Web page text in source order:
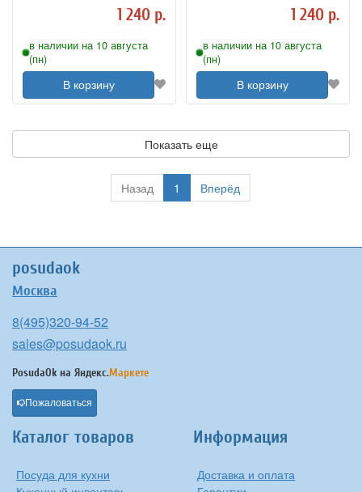
1 240 р.
в наличии на 10 августа
(пн)
В корзину
1 240 р.
в наличии на 10 августа
(пн)
В корзину
Показать еще
Назад 1 Вперёд
posudaok
Москва
8(495)320-94-52
sales@posudaok.ru
PosudaOk на Яндекс.Маркете
Пожаловаться
Каталог товаров
Посуда для кухни
Информация
Доставка и оплата